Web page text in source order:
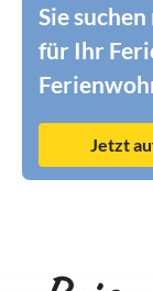
Sie
für Ihr
Jetzt